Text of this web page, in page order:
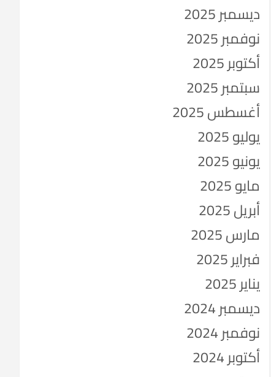
ديسمبر 2025
نوفمبر 2025
أكتوبر 2025
سبتمبر 2025
أغسطس 2025
يوليو 2025
يونيو 2025
مايو 2025
أبريل 2025
مارس 2025
فبراير 2025
يناير 2025
ديسمبر 2024
نوفمبر 2024
أكتوبر 2024